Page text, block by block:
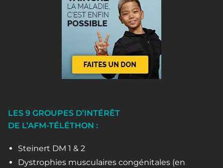
LES 9 GROUPES D’INTÉRÊT
DE L’AFM-TÉLÉTHON :
Steinert DM 1 & 2
Dystrophies musculaires congénitales (en